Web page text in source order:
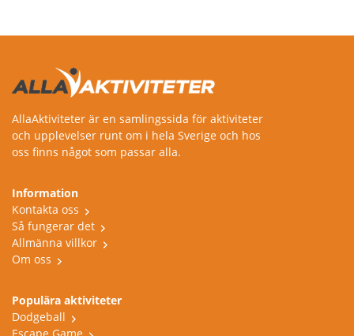
AllaAktiviteter är en samlingssida för aktiviteter
och upplevelser runt om i hela Sverige och hos
oss finns något som passar alla.
Information
Kontakta oss
Så fungerar det
Allmänna villkor
Om oss
Populära aktiviteter
Dodgeball